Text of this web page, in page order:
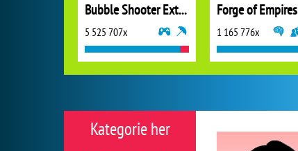
Kategorie her
Bubble Shooter Extreme
5 525 707x
Forge of Empires
1 165 776x